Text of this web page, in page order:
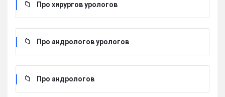
Про хирургов урологов
Про андрологов урологов
Про андрологов